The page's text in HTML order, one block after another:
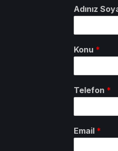
Adınız
Konu *
Telefon *
Email *